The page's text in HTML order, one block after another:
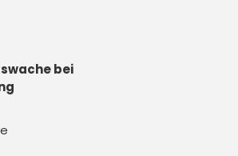
bei